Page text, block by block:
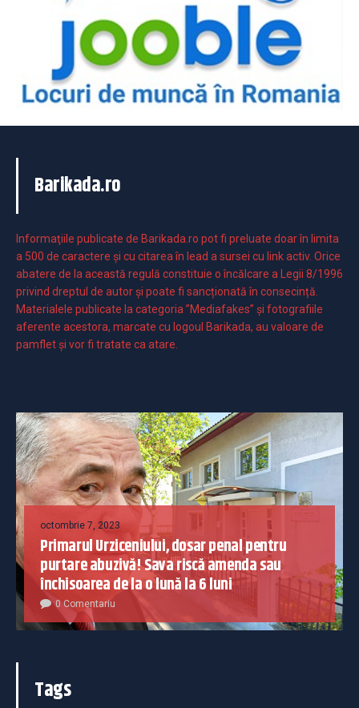
Barikada.ro
Informaţiile publicate de Barikada.ro pot fi preluate doar în limita
a 500 de caractere şi cu citarea în lead a sursei cu link activ. Orice
abatere de la această regulă constituie o încălcare a Legii 8/1996
privind dreptul de autor și poate fi sancționată în consecință.
Materialele publicate la categoria ”Mediafakes” și fotografiile
aferente acestora, marcate cu logoul Barikada, au valoare de
pamflet și vor fi tratate ca atare.
octombrie 7, 2023
Primarul Urziceniului, dosar penal pentru
purtare abuzivă! Sava riscă amenda sau
închisoarea de la o lună la 6 luni
0 Comentariu
Tags